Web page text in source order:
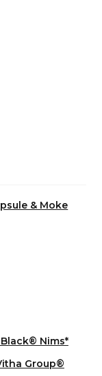
& Moke
Nims*
Group®